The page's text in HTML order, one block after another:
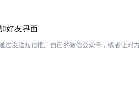
好友界面
过发送短信推广自己的微信公众号，或者让对